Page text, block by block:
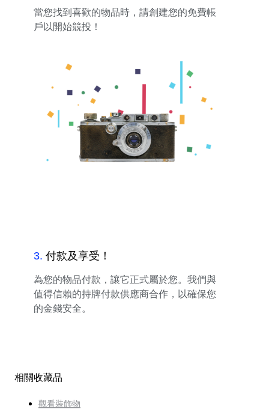
當您找到喜歡的物品時，請創建您的免費帳
戶以開始競投！
3. 付款及享受！
為您的物品付款，讓它正式屬於您。我們與
值得信賴的持牌付款供應商合作，以確保您
的金錢安全。
相關收藏品
觀看裝飾物